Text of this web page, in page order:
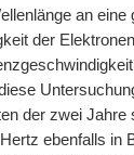
an eine
der
der zwei Jahre
ebenfalls in